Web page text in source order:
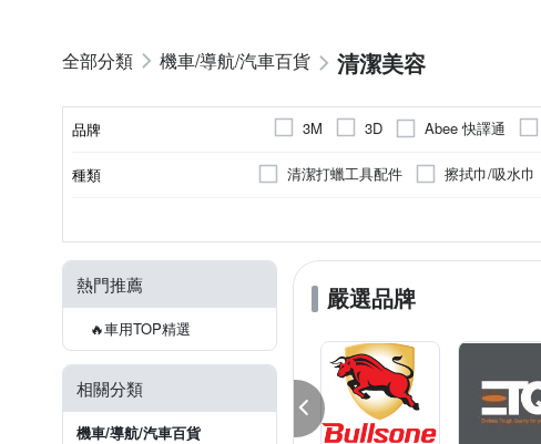
機車/導航/汽車百貨 清潔美容
品牌 3M 3D Abee 快譯通
GOODYEAR 固特異
HOLTS
Turtle Wax 龜牌
WATERMAN
種類 清潔打蠟工具配件 擦拭巾/吸水巾
汽油添加劑
去汙擦/科技海綿
打蠟機配件
車用防災警示用品
熱門推薦
🔥車用TOP精選
相關分類
機車/導航/汽車百貨
嚴選品牌